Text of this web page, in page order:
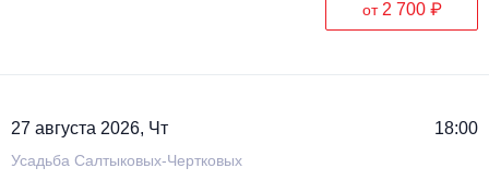
от 2 700 ₽
27 августа 2026, Чт 18:00
Усадьба Салтыковых-Чертковых